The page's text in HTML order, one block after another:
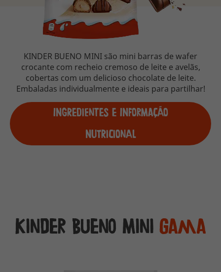
KINDER BUENO MINI são mini barras de wafer
crocante com recheio cremoso de leite e avelãs,
cobertas com um delicioso chocolate de leite.
Embaladas individualmente e ideais para partilhar!
Ingredientes e Informação
Nutricional
Kinder Bueno MiniGama